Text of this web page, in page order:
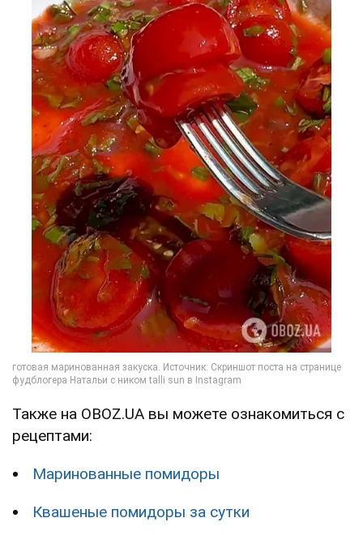
Также на OBOZ.UA вы можете ознакомиться с
рецептами:
Маринованные помидоры
Квашеные помидоры за сутки